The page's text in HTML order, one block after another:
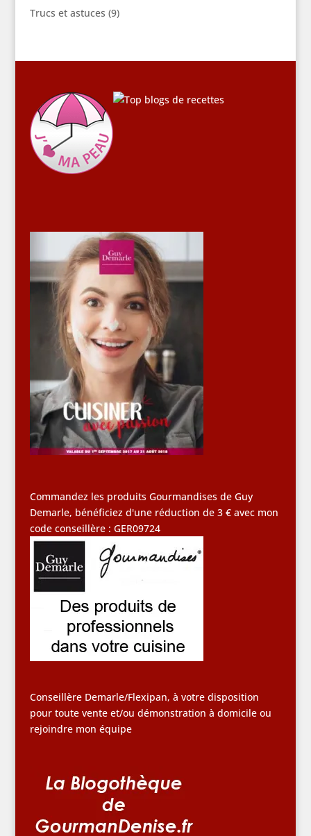
Trucs et astuces (9)
Commandez les produits Gourmandises de Guy
Demarle, bénéficiez d'une réduction de 3 € avec mon
code conseillère : GER09724
Conseillère Demarle/Flexipan, à votre disposition
pour toute vente et/ou démonstration à domicile ou
rejoindre mon équipe